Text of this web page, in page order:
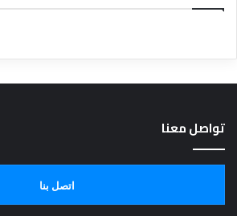
تواصل معنا
اتصل بنا